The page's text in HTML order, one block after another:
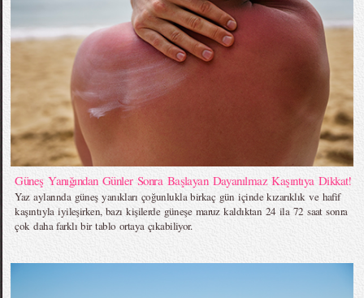
Güneş Yanığından Günler Sonra Başlayan Dayanılmaz Kaşıntıya Dikkat!
Yaz aylarında güneş yanıkları çoğunlukla birkaç gün içinde kızarıklık ve hafif
kaşıntıyla iyileşirken, bazı kişilerde güneşe maruz kaldıktan 24 ila 72 saat sonra
çok daha farklı bir tablo ortaya çıkabiliyor.